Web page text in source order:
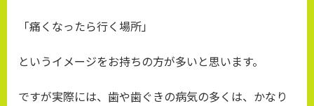
「痛くなったら行く場所」
というイメージをお持ちの方が多いと思います。
ですが実際には、歯や歯ぐきの病気の多くは、かなり